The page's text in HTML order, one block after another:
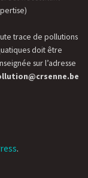
trace de pollutions
doit être
sur l’adresse
.